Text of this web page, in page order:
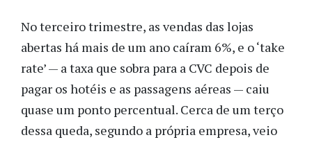
No terceiro trimestre, as vendas das lojas
abertas há mais de um ano caíram 6%, e o ‘take
rate’ — a taxa que sobra para a CVC depois de
pagar os hotéis e as passagens aéreas — caiu
quase um ponto percentual. Cerca de um terço
dessa queda, segundo a própria empresa, veio